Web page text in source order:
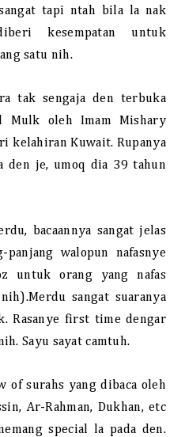
tapi ntah bila la nak
kesempatan untuk
satu nih.
tak sengaja den terbuka
Mulk oleh Imam Mishary
kelahiran Kuwait. Rupanya
den je, umoq dia 39 tahun
bacaannya sangat jelas
walopun nafasnye
untuk orang yang nafas
sangat suaranya
Rasanye first time dengar
Sayu sayat camtuh.
of surahs yang dibaca oleh
Ar-Rahman, Dukhan, etc
special la pada den.